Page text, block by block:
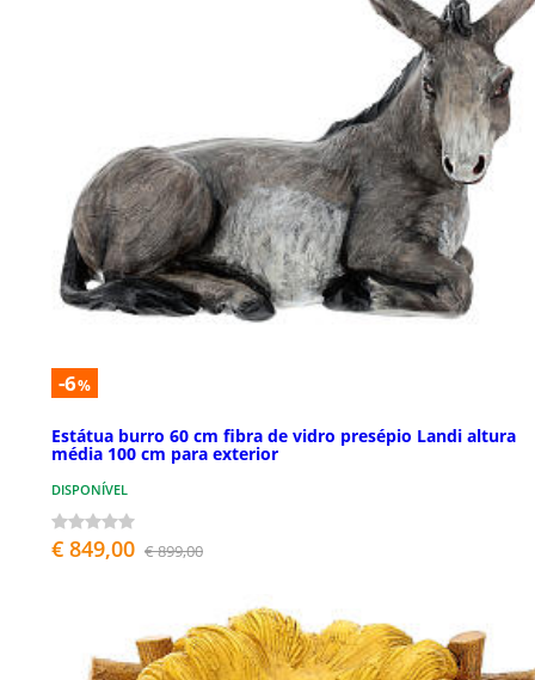
-6%
Estátua burro 60 cm fibra de vidro presépio Landi altura
média 100 cm para exterior
DISPONÍVEL
€ 849,00 € 899,00